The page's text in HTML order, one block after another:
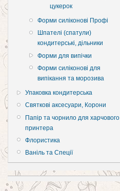
цукерок
Форми силіконові Профі
Шпателі (спатули)
кондитерські, дільники
Форми для випічки
Форми силіконові для
випікання та морозива
Упаковка кондитерська
Святкові аксесуари, Корони
Папір та чорнило для харчового
принтера
Флористика
Ваніль та Спеції